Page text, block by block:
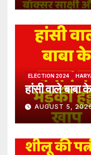
ELECTION 2024
हांसी वाले
AUGUST 5,